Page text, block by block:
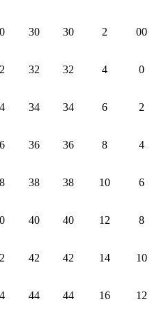
30 30 2 00
32 32 4 0
34 34 6 2
36 36 8 4
38 38 10 6
40 40 12 8
42 42 14 10
44 44 16 12